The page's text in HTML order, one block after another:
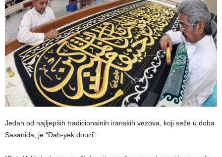
Jedan od najljepših tradicionalnih iranskih vezova, koji seže u doba
Sasanida, je “Dah-yek douzi”.